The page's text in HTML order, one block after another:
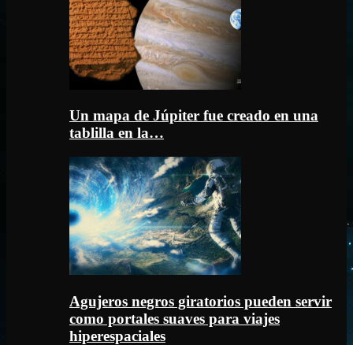
Un mapa de Júpiter fue creado en una
tablilla en la…
Agujeros negros giratorios pueden servir
como portales suaves para viajes
hiperespaciales